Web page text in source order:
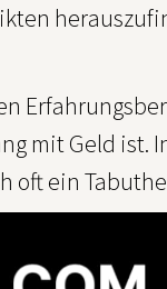
mit Geld ist.
oft ein